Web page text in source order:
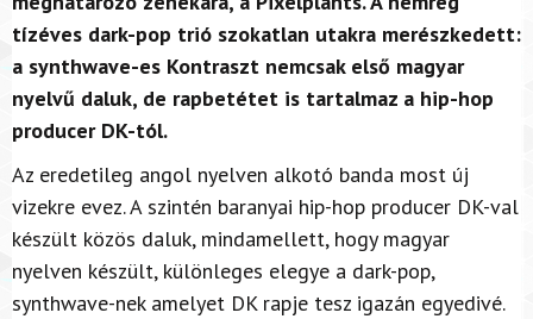
tízéves dark-pop trió szokatlan utakra merészkedett:
a synthwave-es Kontraszt nemcsak első magyar
nyelvű daluk, de rapbetétet is tartalmaz a hip-hop
producer DK-tól.
Az eredetileg angol nyelven alkotó banda most új
vizekre evez. A szintén baranyai hip-hop producer DK-val
készült közös daluk, mindamellett, hogy magyar
nyelven készült, különleges elegye a dark-pop,
synthwave-nek amelyet DK rapje tesz igazán egyedivé.